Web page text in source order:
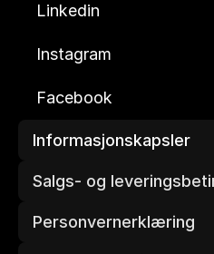
Linkedin
Instagram
Facebook
Informasjonskapsler
Salgs- og
Personvernerklæring